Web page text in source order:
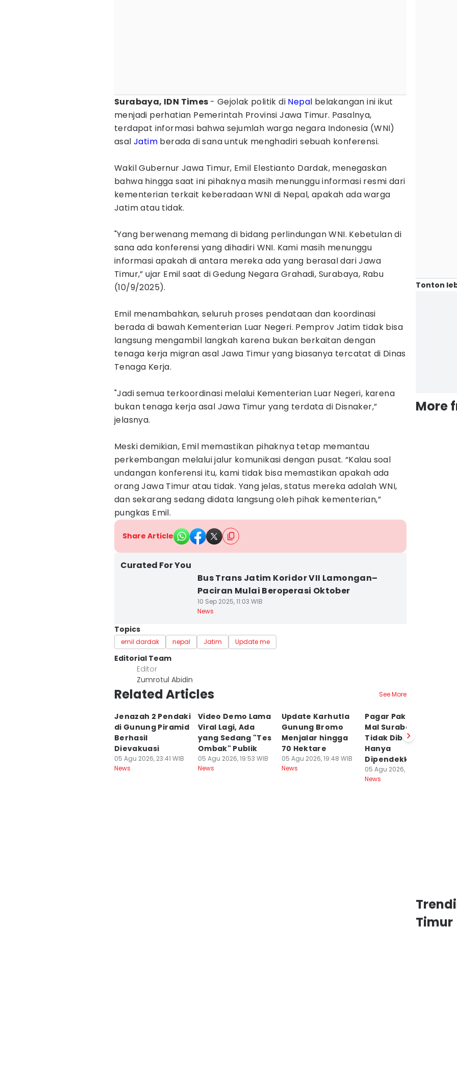
Surabaya, IDN Times - Gejolak politik di Nepal belakangan ini ikut
menjadi perhatian Pemerintah Provinsi Jawa Timur. Pasalnya,
terdapat informasi bahwa sejumlah warga negara Indonesia (WNI)
asal Jatim berada di sana untuk menghadiri sebuah konferensi.
Wakil Gubernur Jawa Timur, Emil Elestianto Dardak, menegaskan
bahwa hingga saat ini pihaknya masih menunggu informasi resmi dari
kementerian terkait keberadaan WNI di Nepal, apakah ada warga
Jatim atau tidak.
"Yang berwenang memang di bidang perlindungan WNI. Kebetulan di
sana ada konferensi yang dihadiri WNI. Kami masih menunggu
informasi apakah di antara mereka ada yang berasal dari Jawa
Timur,” ujar Emil saat di Gedung Negara Grahadi, Surabaya, Rabu
(10/9/2025).
Emil menambahkan, seluruh proses pendataan dan koordinasi
berada di bawah Kementerian Luar Negeri. Pemprov Jatim tidak bisa
langsung mengambil langkah karena bukan berkaitan dengan
tenaga kerja migran asal Jawa Timur yang biasanya tercatat di Dinas
Tenaga Kerja.
"Jadi semua terkoordinasi melalui Kementerian Luar Negeri, karena
bukan tenaga kerja asal Jawa Timur yang terdata di Disnaker,”
jelasnya.
Meski demikian, Emil memastikan pihaknya tetap memantau
perkembangan melalui jalur komunikasi dengan pusat. “Kalau soal
undangan konferensi itu, kami tidak bisa memastikan apakah ada
orang Jawa Timur atau tidak. Yang jelas, status mereka adalah WNI,
dan sekarang sedang didata langsung oleh pihak kementerian,”
pungkas Emil.
Share Article
Curated For You
Bus Trans Jatim Koridor VII Lamongan–
Paciran Mulai Beroperasi Oktober
10 Sep 2025, 11:03 WIB
News
Topics
emil dardak nepal Jatim Update me
Editorial Team
Editor
Zumrotul Abidin
Related Articles See More
Jenazah 2 Pendaki
di Gunung Piramid
Berhasil
Dievakuasi
05 Agu 2026, 23:41 WIB
News
Video Demo Lama
Viral Lagi, Ada
yang Sedang "Tes
Ombak" Publik
05 Agu 2026, 19:53 WIB
News
Update Karhutla
Gunung Bromo
Menjalar hingga
70 Hektare
05 Agu 2026, 19:48 WIB
News
Pagar Pakuwon
Mal Surabaya
Tidak Dibongkar,
Hanya
Dipendekkan
05 Agu 2026, 18:25 WIB
News
Tonton
More
Timur